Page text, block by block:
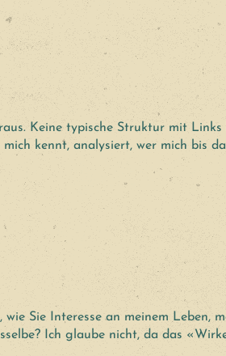
Keine typische Struktur mit
kennt, analysiert, wer mich bis
Sie Interesse an meinem
Ich glaube nicht, da das